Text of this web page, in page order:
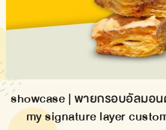
showcase | พายกรอบอัลมอ
my signature layer